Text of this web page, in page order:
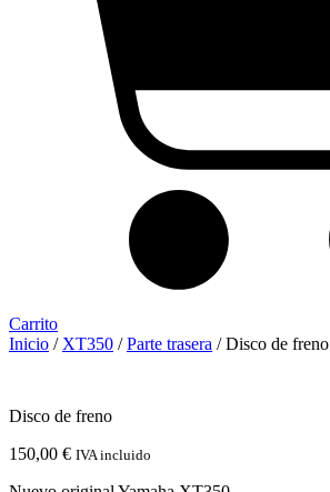
Carrito
Inicio / XT350 /Parte trasera / Disco de freno
Disco de freno
150,00 € IVA incluido